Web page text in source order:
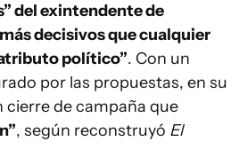
del exintendente de
decisivos que cualquier
político”. Con un
por las propuestas, en su
de campaña que
, según reconstruyó El